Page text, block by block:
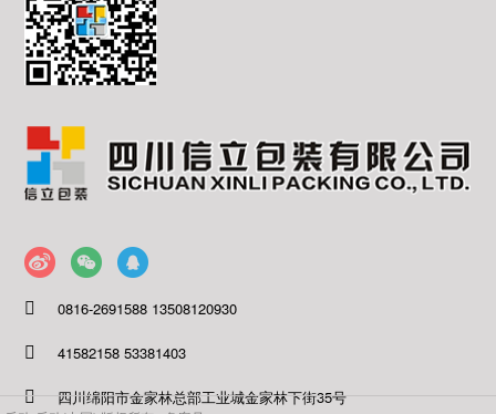
0816-2691588 13508120930
41582158 53381403
四川绵阳市金家林总部工业城金家林下街35号